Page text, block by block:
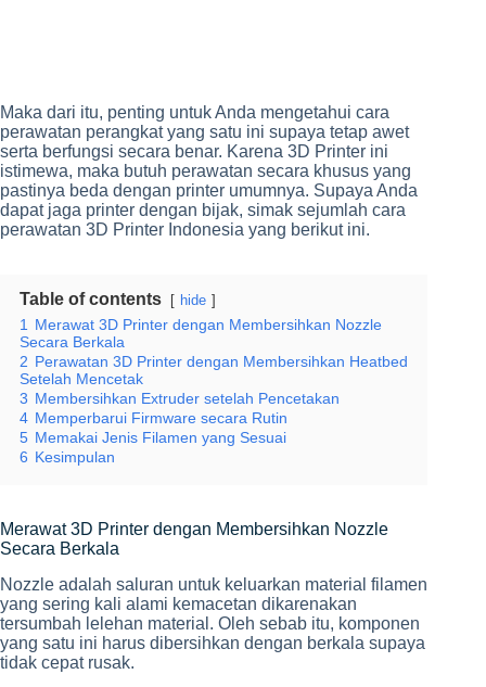
Maka dari itu, penting untuk Anda mengetahui cara
perawatan perangkat yang satu ini supaya tetap awet
serta berfungsi secara benar. Karena 3D Printer ini
istimewa, maka butuh perawatan secara khusus yang
pastinya beda dengan printer umumnya. Supaya Anda
dapat jaga printer dengan bijak, simak sejumlah cara
perawatan 3D Printer Indonesia yang berikut ini.
Table of contents hide
1 Merawat 3D Printer dengan Membersihkan Nozzle
Secara Berkala
2 Perawatan 3D Printer dengan Membersihkan Heatbed
Setelah Mencetak
3 Membersihkan Extruder setelah Pencetakan
4 Memperbarui Firmware secara Rutin
5 Memakai Jenis Filamen yang Sesuai
6 Kesimpulan
Merawat 3D Printer dengan Membersihkan Nozzle
Secara Berkala
Nozzle adalah saluran untuk keluarkan material filamen
yang sering kali alami kemacetan dikarenakan
tersumbah lelehan material. Oleh sebab itu, komponen
yang satu ini harus dibersihkan dengan berkala supaya
tidak cepat rusak.